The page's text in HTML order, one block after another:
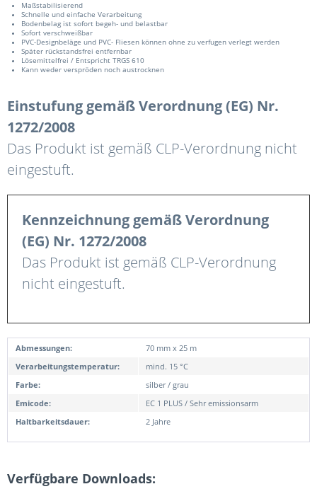
Maßstabilisierend
Schnelle und einfache Verarbeitung
Bodenbelag ist sofort begeh- und belastbar
Sofort verschweißbar
PVC-Designbeläge und PVC- Fliesen können ohne zu verfugen verlegt werden
Später rückstandsfrei entfernbar
Lösemittelfrei / Entspricht TRGS 610
Kann weder verspröden noch austrocknen
Einstufung gemäß Verordnung (EG) Nr.
1272/2008
Das Produkt ist gemäß CLP-Verordnung nicht
eingestuft.
Kennzeichnung gemäß Verordnung
(EG) Nr. 1272/2008
Das Produkt ist gemäß CLP-Verordnung
nicht eingestuft.
Abmessungen:
70 mm x 25 m
Verarbeitungstemperatur:
mind. 15 °C
Farbe:
silber / grau
Emicode:
EC 1 PLUS / Sehr emissionsarm
Haltbarkeitsdauer:
2 Jahre
Verfügbare Downloads: